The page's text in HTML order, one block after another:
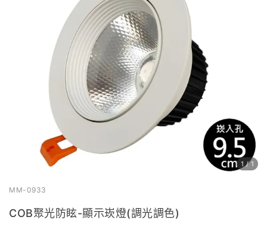
1 /1
MM-0933
COB聚光防眩-顯示崁燈(調光調色)